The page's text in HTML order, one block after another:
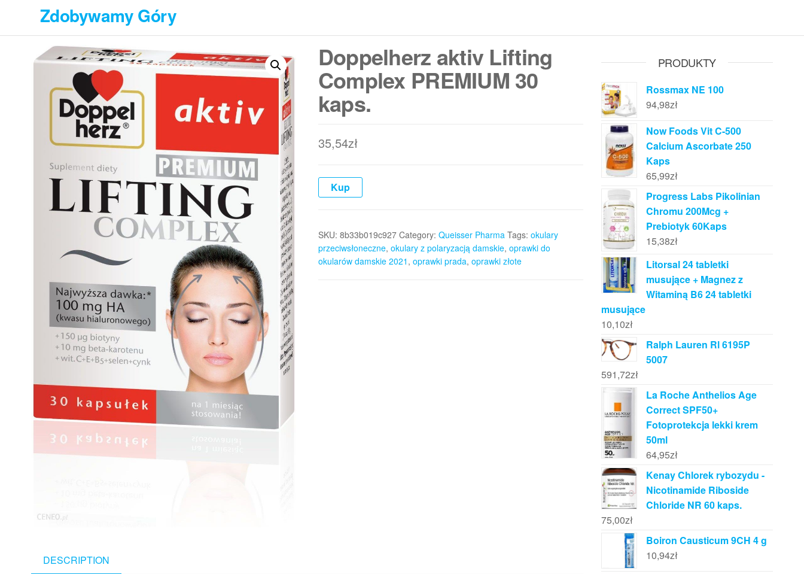
treści
Zdobywamy Góry
Doppelherz aktiv Lifting
Complex PREMIUM 30
kaps.
35,54zł
Kup
SKU: 8b33b019c927 Category: Queisser Pharma Tags: okulary
przeciwsłoneczne, okulary z polaryzacją damskie, oprawki do
okularów damskie 2021 , oprawki prada, oprawki złote
DESCRIPTION
PRODUKTY
Rossmax NE 100
94,98zł
Now Foods Vit C-500
Calcium Ascorbate 250
Kaps
65,99zł
Progress Labs Pikolinian
Chromu 200Mcg +
Prebiotyk 60Kaps
15,38zł
Litorsal 24 tabletki
musujące + Magnez z
Witaminą B6 24 tabletki
musujące
10,10zł
Ralph Lauren Rl 6195P
5007
591,72zł
La Roche Anthelios Age
Correct SPF50+
Fotoprotekcja lekki krem
50ml
64,95zł
Kenay Chlorek rybozydu -
Nicotinamide Riboside
Chloride NR 60 kaps.
75,00zł
Boiron Causticum 9CH 4 g
10,94zł